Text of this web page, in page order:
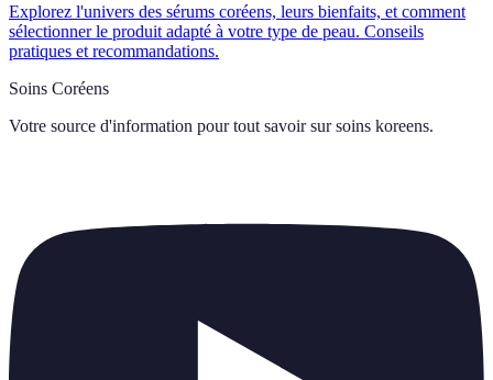
Explorez l'univers des sérums coréens, leurs bienfaits, et comment
sélectionner le produit adapté à votre type de peau. Conseils
pratiques et recommandations.
Soins Coréens
Votre source d'information pour tout savoir sur soins koreens.